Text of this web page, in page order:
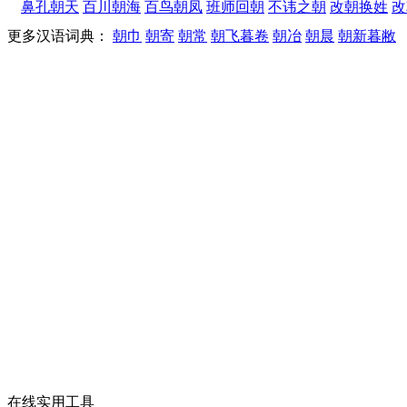
鼻孔朝天 百川朝海 百鸟朝凤 班师回朝 不讳之朝 改朝换姓
更多汉语词典： 朝巾 朝寄 朝常 朝飞暮卷 朝冶 朝晨 朝新暮敝
在线实用工具